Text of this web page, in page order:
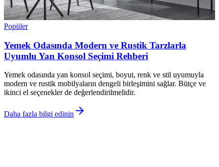
Popüler
Yemek Odasında Modern ve Rustik Tarzlarla
Uyumlu Yan Konsol Seçimi Rehberi
Yemek odasında yan konsol seçimi, boyut, renk ve stil uyumuyla
modern ve rustik mobilyaların dengeli birleşimini sağlar. Bütçe ve
ikinci el seçenekler de değerlendirilmelidir.
Daha fazla bilgi edinin